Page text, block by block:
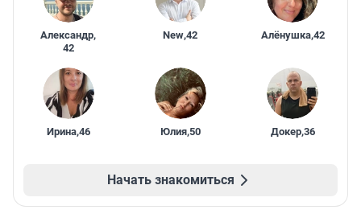
Александр,
42
New,42 Алёнушка,42
Ирина,46 Юлия,50 Докер,36
Начать знакомиться